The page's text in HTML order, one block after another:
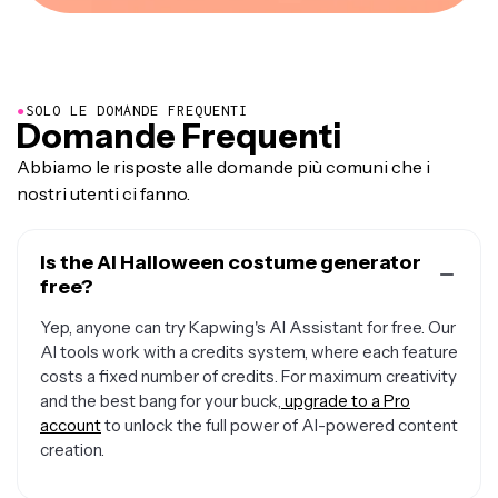
●SOLO LE DOMANDE FREQUENTI
Domande Frequenti
Abbiamo le risposte alle domande più comuni che i
nostri utenti ci fanno.
Is the AI Halloween costume generator
free?
Yep, anyone can try Kapwing's AI Assistant for free. Our
AI tools work with a credits system, where each feature
costs a fixed number of credits. For maximum creativity
and the best bang for your buck, upgrade to a Pro
accountto unlock the full power of AI-powered content
creation.